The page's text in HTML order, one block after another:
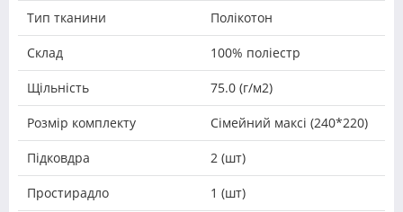
Тип тканини Полікотон
Склад 100% поліестр
Щільність 75.0 (г/м2)
Розмір комплекту Сімейний максі (240*220)
Підковдра 2 (шт)
Простирадло 1 (шт)